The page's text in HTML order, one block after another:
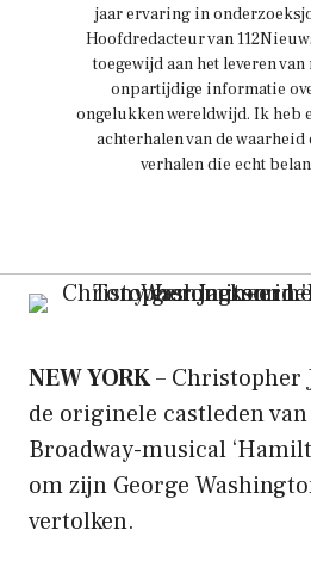
jaar ervaring in
Hoofdredacteur van
toegewijd aan het leveren
onpartijdige informatie
ongelukken wereldwijd. Ik heb
achterhalen van de waarheid
verhalen die echt
NEW YORK– Christopher
de originele castleden
Broadway-musical
om zijn George
vertolken.